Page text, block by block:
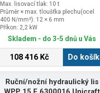
Max. lisovací tlak: 10 t
Průměr × max. tloušťka plechu(ocel
400 N/mm²): 12 × 6 mm
Příkon: 2,2 kW
Elektrické připojení: 400 V
Skladem - do 3-5 dnů u Vás
108 416 Kč Do
Ruční/nožní hydraulický lis